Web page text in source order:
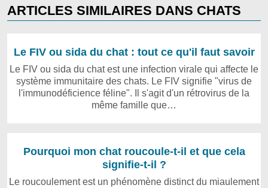
ARTICLES SIMILAIRES DANS CHATS
Le FIV ou sida du chat : tout ce qu'il faut savoir
Le FIV ou sida du chat est une infection virale qui affecte le
système immunitaire des chats. Le FIV signifie "virus de
l'immunodéficience féline". Il s'agit d'un rétrovirus de la
même famille que…
Pourquoi mon chat roucoule-t-il et que cela
signifie-t-il ?
Le roucoulement est un phénomène distinct du miaulement